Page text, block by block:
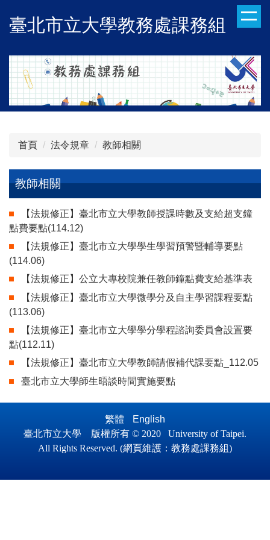
到
內
容
區
臺北市立大學教務處課務組
首頁 法令規章 教師相關
教師相關
【法規修正】臺北市立大學教師授課時數及支給超支鐘
點費要點(114.12)
【法規修正】臺北市立大學學生學習預警暨輔導要點
(114.06)
【法規修正】公立大專校院兼任教師鐘點費支給基準表
【法規修正】臺北市立大學微學分及自主學習課程要點
(113.06)
【法規修正】臺北市立大學學分學程諮詢委員會設置要
點(112.11)
【法規修正】臺北市立大學教師請假補代課要點_112.05
臺北市立大學師生晤談時間實施要點
繁體 English
臺北市立大學 版權所有 © 2020 University of Taipei.
All Rights Reserved. (網頁維護 ： 教務處課務組)